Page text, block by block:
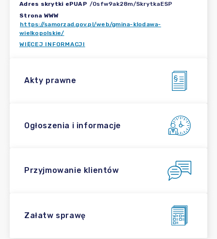
Adres skrytki ePUAP /0sfw9ak28m/SkrytkaESP
Strona WWW
https://samorzad.gov.pl/web/gmina-klodawa-
wielkopolskie/
WIĘCEJ INFORMACJI
Akty prawne
Ogłoszenia i informacje
Przyjmowanie klientów
Załatw sprawę